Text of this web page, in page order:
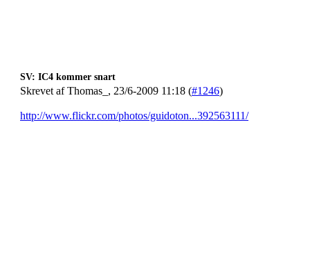
SV: IC4 kommer snart
Skrevet af Thomas_, 23/6-2009 11:18 (#1246)
http://www.flickr.com/photos/guidoton...392563111/